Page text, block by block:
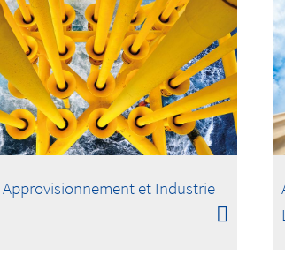
Approvisionnement et Industrie